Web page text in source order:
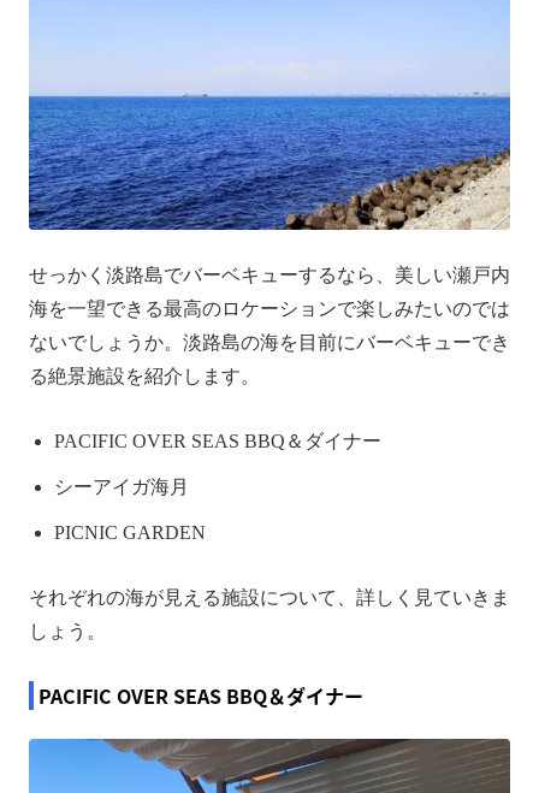
せっかく淡路島でバーベキューするなら、美しい瀬戸内
海を一望できる最高のロケーションで楽しみたいのでは
ないでしょうか。淡路島の海を目前にバーベキューでき
る絶景施設を紹介します。
PACIFIC OVER SEAS BBQ＆ダイナー
シーアイガ海月
PICNIC GARDEN
それぞれの海が見える施設について、詳しく見ていきま
しょう。
PACIFIC OVER SEAS BBQ＆ダイナー